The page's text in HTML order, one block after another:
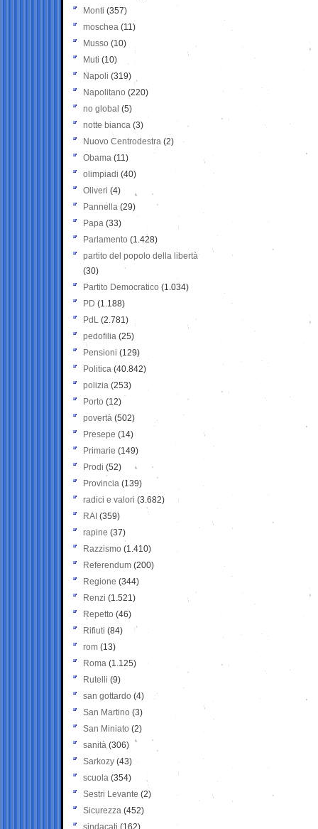
Monti (357)
moschea (11)
Musso (10)
Muti (10)
Napoli (319)
Napolitano (220)
no global (5)
notte bianca (3)
Nuovo Centrodestra (2)
Obama (11)
olimpiadi (40)
Oliveri (4)
Pannella (29)
Papa (33)
Parlamento (1.428)
partito del popolo della libertà
(30)
Partito Democratico (1.034)
PD (1.188)
PdL (2.781)
pedofilia (25)
Pensioni (129)
Politica (40.842)
polizia (253)
Porto (12)
povertà (502)
Presepe (14)
Primarie (149)
Prodi (52)
Provincia (139)
radici e valori (3.682)
RAI (359)
rapine (37)
Razzismo (1.410)
Referendum (200)
Regione (344)
Renzi (1.521)
Repetto (46)
Rifiuti (84)
rom (13)
Roma (1.125)
Rutelli (9)
san gottardo (4)
San Martino (3)
San Miniato (2)
sanità (306)
Sarkozy (43)
scuola (354)
Sestri Levante (2)
Sicurezza (452)
sindacati (162)